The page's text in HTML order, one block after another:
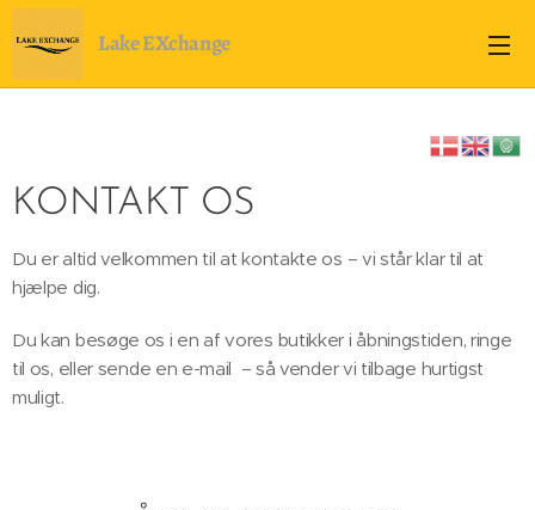
Lake EXchange
KONTAKT OS
Du er altid velkommen til at kontakte os – vi står klar til at
hjælpe dig.
Du kan besøge os i en af vores butikker i åbningstiden, ringe
til os, eller sende en e-mail – så vender vi tilbage hurtigst
muligt.